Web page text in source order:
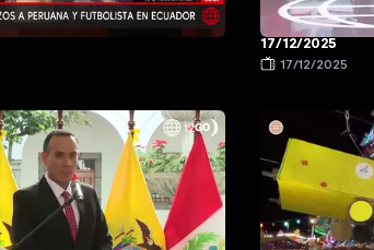
17/12/2025
17/12/2025